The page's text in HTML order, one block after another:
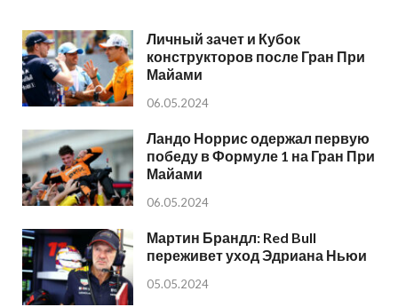
Личный зачет и Кубок
конструкторов после Гран При
Майами
06.05.2024
Ландо Норрис одержал первую
победу в Формуле 1 на Гран При
Майами
06.05.2024
Мартин Брандл: Red Bull
переживет уход Эдриана Ньюи
05.05.2024